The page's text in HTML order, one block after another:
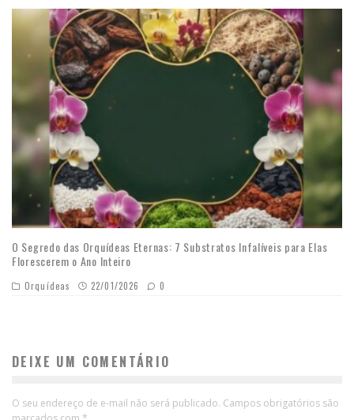
O Segredo das Orquídeas Eternas: 7 Substratos Infalíveis para Elas
Florescerem o Ano Inteiro
Orquídeas 22/01/2026 0
DEIXE UM COMENTÁRIO
O seu endereço de e-mail não será publicado. Campos obrigatórios são